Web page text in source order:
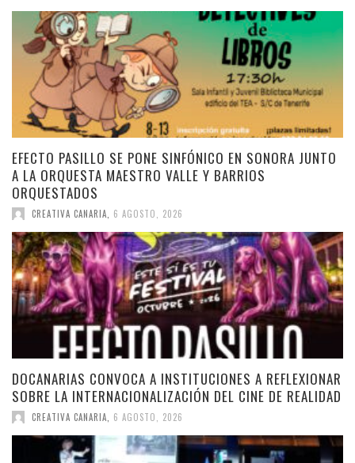
EFECTO PASILLO SE PONE SINFÓNICO EN SONORA JUNTO
A LA ORQUESTA MAESTRO VALLE Y BARRIOS
ORQUESTADOS
CREATIVA CANARIA 6 AGOSTO, 2026
DOCANARIAS CONVOCA A INSTITUCIONES A REFLEXIONAR
SOBRE LA INTERNACIONALIZACIÓN DEL CINE DE REALIDAD
CREATIVA CANARIA 6 AGOSTO, 2026